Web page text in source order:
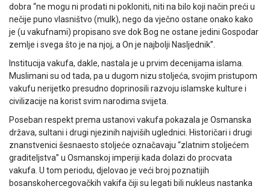
dobra “ne mogu ni prodati ni pokloniti, niti na bilo koji način preći u
nečije puno vlasništvo (mulk), nego da vječno ostane onako kako
je (u vakufnami) propisano sve dok Bog ne ostane jedini Gospodar
zemlje i svega što je na njoj, a On je najbolji Nasljednik”.
Institucija vakufa, dakle, nastala je u prvim decenijama islama.
Muslimani su od tada, pa u dugom nizu stoljeća, svojim pristupom
vakufu nerijetko presudno doprinosili razvoju islamske kulture i
civilizacije na korist svim narodima svijeta.
Poseban respekt prema ustanovi vakufa pokazala je Osmanska
država, sultani i drugi njezinih najviših uglednici. Historičari i drugi
znanstvenici šesnaesto stoljeće označavaju “zlatnim stoljećem
graditeljstva” u Osmanskoj imperiji kada dolazi do procvata
vakufa. U tom periodu, djelovao je veći broj poznatijih
bosanskohercegovačkih vakifa čiji su legati bili nukleus nastanka